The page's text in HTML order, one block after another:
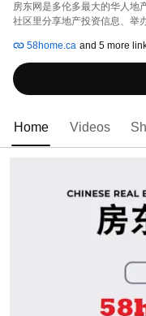
房东网是多伦多最大的华人地
社区里分享地产投资信息、举
58home.ca and 5 more
Home Videos